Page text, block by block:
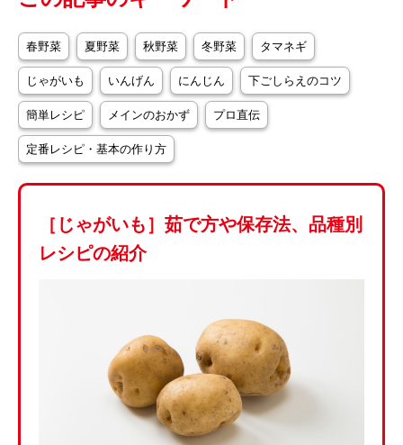
春野菜 夏野菜 秋野菜 冬野菜 タマネギ
じゃがいも いんげん にんじん 下ごしらえのコツ
簡単レシピ メインのおかず プロ直伝
定番レシピ・基本の作り方
［じゃがいも］茹で方や保存法、品種別
レシピの紹介